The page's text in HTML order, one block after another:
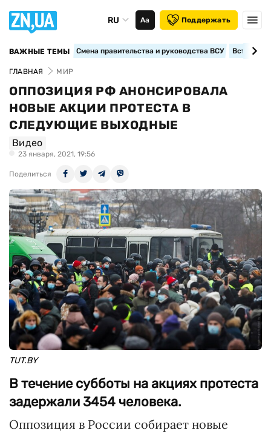
RU Аа Поддержать
ВАЖНЫЕ ТЕМЫ Смена правительства и руководства ВСУ
ГЛАВНАЯ МИР
ОППОЗИЦИЯ РФ АНОНСИРОВАЛА
НОВЫЕ АКЦИИ ПРОТЕСТА В
СЛЕДУЮЩИЕ ВЫХОДНЫЕ
Видео
23 января, 2021, 19:56
Поделиться
TUT.BY
В течение субботы на акциях протеста
задержали 3454 человека.
Оппозиция в России собирает новые